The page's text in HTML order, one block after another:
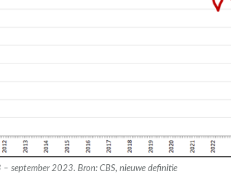
september 2023. Bron: CBS, nieuwe definitie